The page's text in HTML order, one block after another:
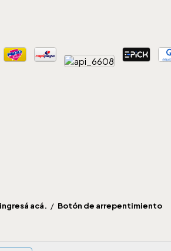
ingresá acá. / Botón de arrepentimiento